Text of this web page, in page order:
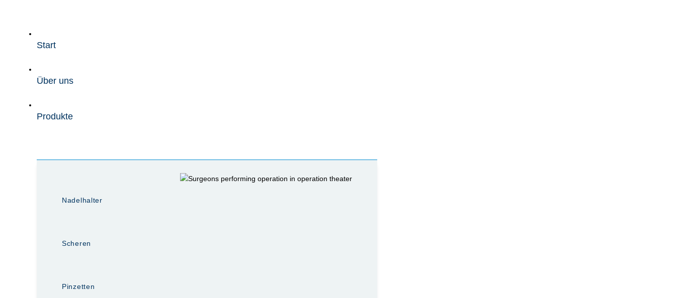
wechseln
Start
Über uns
Produkte
Nadelhalter
Scheren
Pinzetten